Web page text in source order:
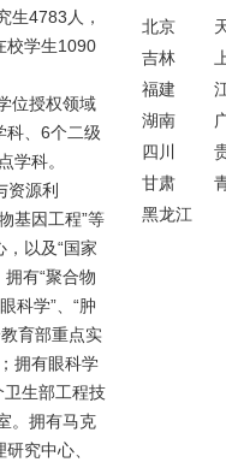
生4783人，
校学生1090
位授权领域
科、6个二级
学科。
资源利
基因工程”等
以及“国家
有“聚合物
科学”、“肿
育部重点实
拥有眼科学
卫生部工程技
。拥有马克
究中心、
北京
吉林
福建
湖南
四川
甘肃
黑龙江